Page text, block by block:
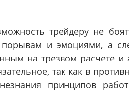
трейдеру не
и эмоциями, а
на трезвом расчете и
так как в
принципов